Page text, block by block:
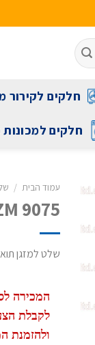
חלקים לקירור
חלקים
עמוד הבית /
9075
שלט למזגן
המכירה
לקבלת
ולהזמנת